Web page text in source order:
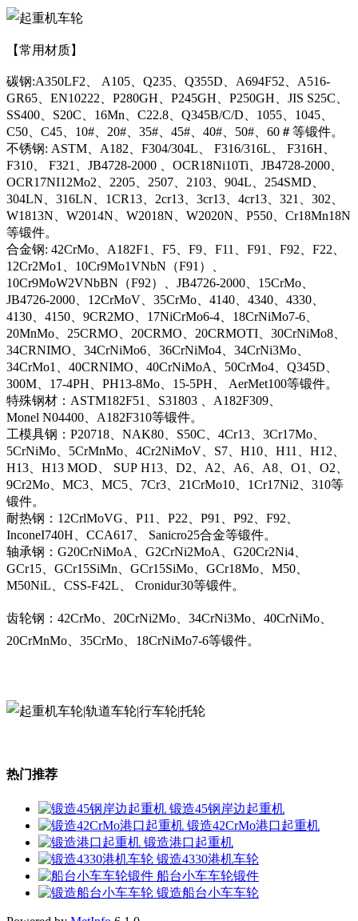
【常用材质】
碳钢:A350LF2、 A105、Q235、Q355D、A694F52、A516-
GR65、EN10222、P280GH、P245GH、P250GH、JIS S25C、
SS400、S20C、16Mn、C22.8、Q345B/C/D、1055、1045、
C50、C45、10#、20#、35#、45#、40#、50#、60＃等锻件。
不锈钢: ASTM、A182、F304/304L、 F316/316L、 F316H、
F310、 F321、JB4728-2000 、OCR18Ni10Ti、JB4728-2000、
OCR17NI12Mo2、2205、2507、2103、904L、254SMD、
304LN、316LN、1CR13、2cr13、3cr13、4cr13、321、302、
W1813N、W2014N、W2018N、W2020N、P550、Cr18Mn18N
等锻件。
合金钢: 42CrMo、A182F1、F5、F9、F11、F91、F92、F22、
12Cr2Mo1、10Cr9Mo1VNbN（F91）、
10Cr9MoW2VNbBN（F92）、JB4726-2000、15CrMo、
JB4726-2000、12CrMoV、35CrMo、4140、4340、4330、
4130、4150、9CR2MO、17NiCrMo6-4、18CrNiMo7-6、
20MnMo、25CRMO、20CRMO、20CRMOTI、30CrNiMo8、
34CRNIMO、34CrNiMo6、36CrNiMo4、34CrNi3Mo、
34CrMo1、40CRNIMO、40CrNiMoA、50CrMo4、Q345D、
300M、17-4PH、PH13-8Mo、15-5PH、 AerMet100等锻件。
特殊钢材：ASTM182F51、S31803 、A182F309、
Monel N04400、A182F310等锻件。
工模具钢：P20718、NAK80、S50C、4Cr13、3Cr17Mo、
5CrNiMo、5CrMnMo、4Cr2NiMoV、S7、H10、H11、H12、
H13、H13 MOD、 SUP H13、D2、A2、A6、A8、O1、O2、
9Cr2Mo、MC3、MC5、7Cr3、21CrMo10、1Cr17Ni2、310等
锻件。
耐热钢：12CrlMoVG、P11、P22、P91、P92、F92、
InconeI740H、CCA617、 Sanicro25合金等锻件。
轴承钢：G20CrNiMoA、G2CrNi2MoA、G20Cr2Ni4、
GCr15、GCr15SiMn、GCr15SiMo、GCr18Mo、M50、
M50NiL、CSS-F42L、 Cronidur30等锻件。
齿轮钢：42CrMo、20CrNi2Mo、34CrNi3Mo、40CrNiMo、
20CrMnMo、35CrMo、18CrNiMo7-6等锻件。
热门推荐
锻造45钢岸边起重机
锻造42CrMo港口起重机
锻造港口起重机
锻造4330港机车轮
船台小车车轮锻件
锻造船台小车车轮